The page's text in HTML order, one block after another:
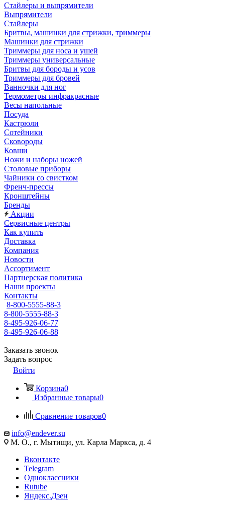
Стайлеры и выпрямители
Выпрямители
Стайлеры
Бритвы, машинки для стрижки, триммеры
Машинки для стрижки
Триммеры для носа и ушей
Триммеры универсальные
Бритвы для бороды и усов
Триммеры для бровей
Ванночки для ног
Термометры инфракрасные
Весы напольные
Посуда
Кастрюли
Сотейники
Сковороды
Ковши
Ножи и наборы ножей
Столовые приборы
Чайники со свистком
Френч-прессы
Кронштейны
Бренды
Акции
Сервисные центры
Как купить
Доставка
Компания
Новости
Ассортимент
Партнерская политика
Наши проекты
Контакты
8-800-5555-88-3
8-800-5555-88-3
8-495-926-06-77
8-495-926-06-88
Заказать звонок
Задать вопрос
Войти
Корзина0
Избранные товары0
Сравнение товаров0
info@endever.su
М. О., г. Мытищи, ул. Карла Маркса, д. 4
Вконтакте
Telegram
Одноклассники
Rutube
Яндекс.Дзен